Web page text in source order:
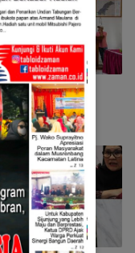
Selatan
Daulat Tani
Pessel: Kunci
Petani Adalah
dan Inovasi
Selatan